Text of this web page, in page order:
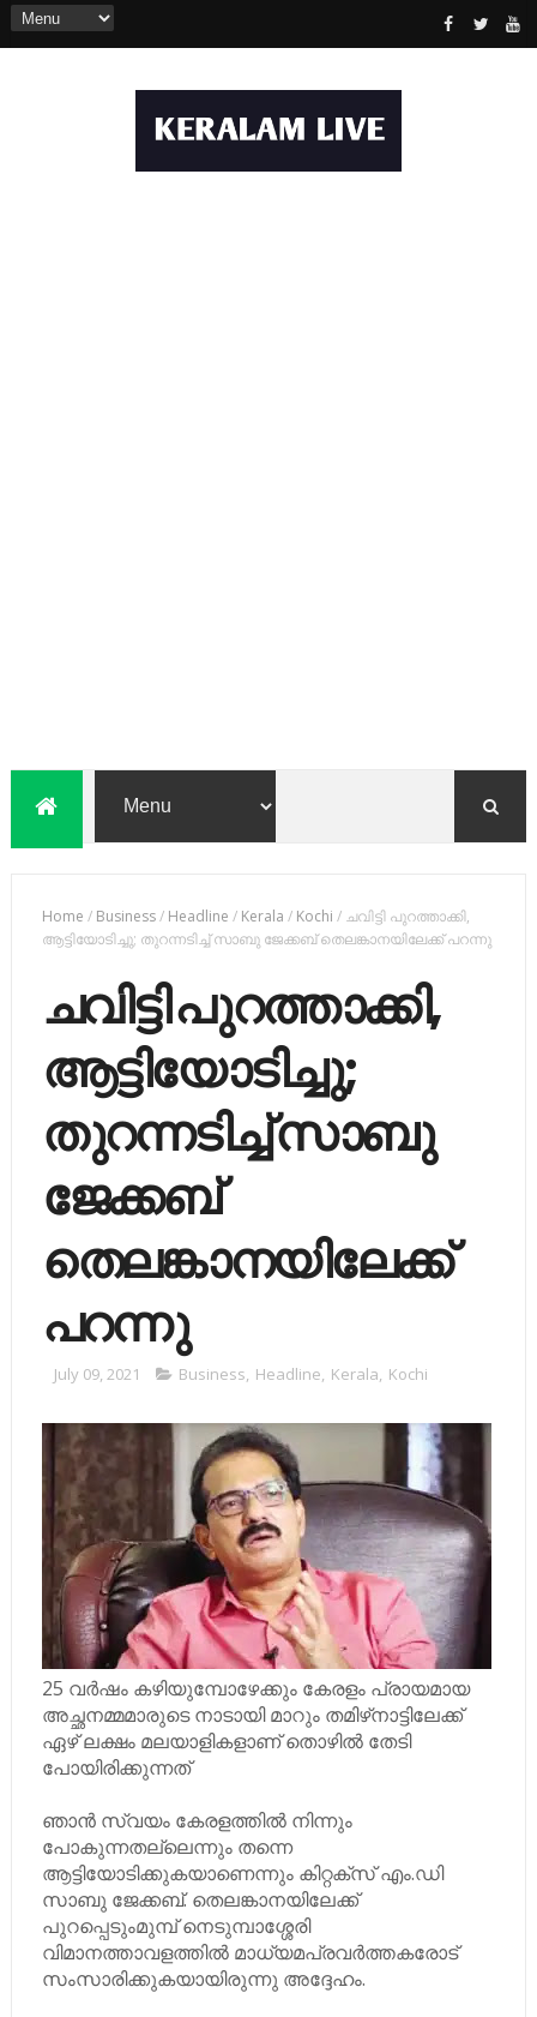
Home / Business/ Headline / Kerala / Kochi / ചവിട്ടി പുറത്താക്കി,
ആട്ടിയോടിച്ചു; തുറന്നടിച്ച് സാബു ജേക്കബ് തെലങ്കാനയിലേക്ക് പറന്നു
ചവിട്ടി പുറത്താക്കി,
ആട്ടിയോടിച്ചു;
തുറന്നടിച്ച് സാബു
ജേക്കബ്
തെലങ്കാനയിലേക്ക്
പറന്നു
July 09, 2021 Business, Headline, Kerala, Kochi
25 വര്‍ഷം കഴിയുമ്പോഴേക്കും കേരളം പ്രായമായ
അച്ഛനമ്മമാരുടെ നാടായി മാറും തമിഴ്‌നാട്ടിലേക്ക്
ഏഴ് ലക്ഷം മലയാളികളാണ് തൊഴില്‍ തേടി
പോയിരിക്കുന്നത്
ഞാൻ സ്വയം കേരളത്തിൽ നിന്നും
പോകുന്നതല്ലെന്നും തന്നെ
ആട്ടിയോടിക്കുകയാണെന്നും കിറ്റക്സ് എം.ഡി
സാബു ജേക്കബ്. തെലങ്കാനയിലേക്ക്
പുറപ്പെടുംമുമ്പ് നെടുമ്പാശ്ശേരി
വിമാനത്താവളത്തിൽ മാധ്യമപ്രവർത്തകരോട്
സംസാരിക്കുകയായിരുന്നു അദ്ദേഹം.